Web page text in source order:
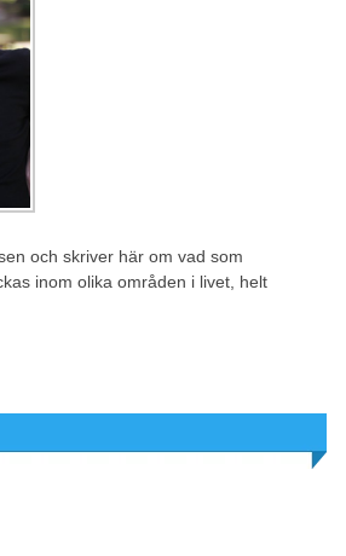
och skriver här om vad som
inom olika områden i livet, helt